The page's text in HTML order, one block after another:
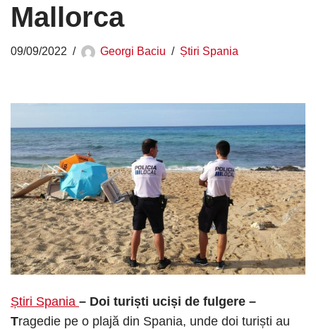
Mallorca
09/09/2022 Georgi Baciu Știri Spania
Știri Spania – Doi turiști uciși de fulgere –
Tragedie pe o plajă din Spania, unde doi turiști au